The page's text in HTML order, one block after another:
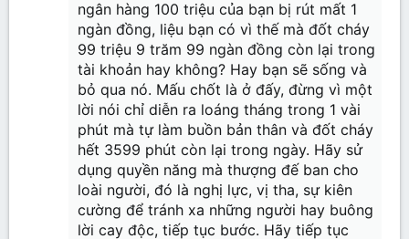
ngân hàng 100 triệu của bạn bị rút mất 1
ngàn đồng, liệu bạn có vì thế mà đốt cháy
99 triệu 9 trăm 99 ngàn đồng còn lại trong
tài khoản hay không? Hay bạn sẽ sống và
bỏ qua nó. Mấu chốt là ở đấy, đừng vì một
lời nói chỉ diễn ra loáng tháng trong 1 vài
phút mà tự làm buồn bản thân và đốt cháy
hết 3599 phút còn lại trong ngày. Hãy sử
dụng quyền năng mà thượng đế ban cho
loài người, đó là nghị lực, vị tha, sự kiên
cường để tránh xa những người hay buông
lời cay độc, tiếp tục bước. Hãy tiếp tục